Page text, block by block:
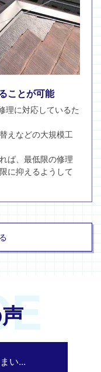
ことが可能
理に対応しているた
えなどの大規模工
ば、最低限の修理
に抑えるようして
い...